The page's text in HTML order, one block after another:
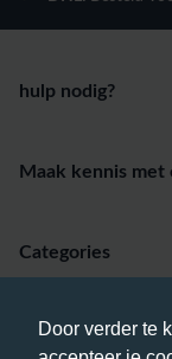
Door verder te
hulp nodig?
Maak kennis met
Categories
Account